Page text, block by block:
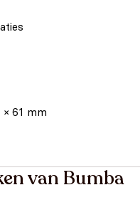
× 61 mm
van Bumba